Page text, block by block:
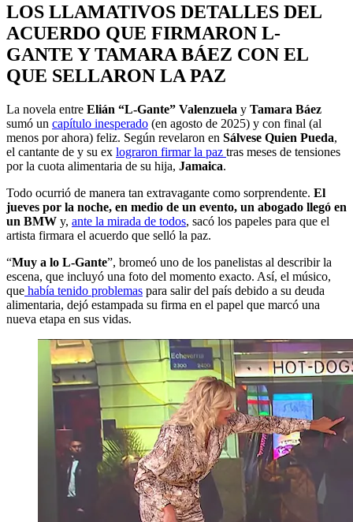
LOS LLAMATIVOS DETALLES DEL
ACUERDO QUE FIRMARON L-
GANTE Y TAMARA BÁEZ CON EL
QUE SELLARON LA PAZ
La novela entre Elián “L-Gante” Valenzuela y Tamara Báez
sumó un capítulo inesperado (en agosto de 2025) y con final (al
menos por ahora) feliz. Según revelaron en Sálvese Quien Pueda,
el cantante de y su ex lograron firmar la paz tras meses de tensiones
por la cuota alimentaria de su hija, Jamaica.
Todo ocurrió de manera tan extravagante como sorprendente. El
jueves por la noche, en medio de un evento, un abogado llegó en
un BMW y, ante la mirada de todos, sacó los papeles para que el
artista firmara el acuerdo que selló la paz.
“Muy a lo L-Gante”, bromeó uno de los panelistas al describir la
escena, que incluyó una foto del momento exacto. Así, el músico,
que había tenido problemas para salir del país debido a su deuda
alimentaria, dejó estampada su firma en el papel que marcó una
nueva etapa en sus vidas.